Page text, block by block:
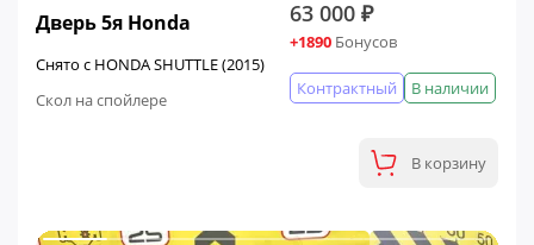
Дверь 5я Honda
Снято с HONDA SHUTTLE (2015)
Скол на спойлере
63 000 ₽
+1890 Бонусов
В наличии
Контрактный
В корзину